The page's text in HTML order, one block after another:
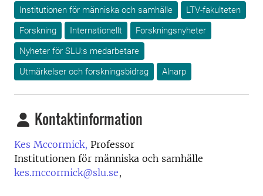
Institutionen för människa och samhälle
LTV-fakulteten
Forskning
Internationellt
Forskningsnyheter
Nyheter för SLU:s medarbetare
Utmärkelser och forskningsbidrag
Alnarp
Kontaktinformation
Kes Mccormick, Professor
Institutionen för människa och samhälle
kes.mccormick@slu.se,